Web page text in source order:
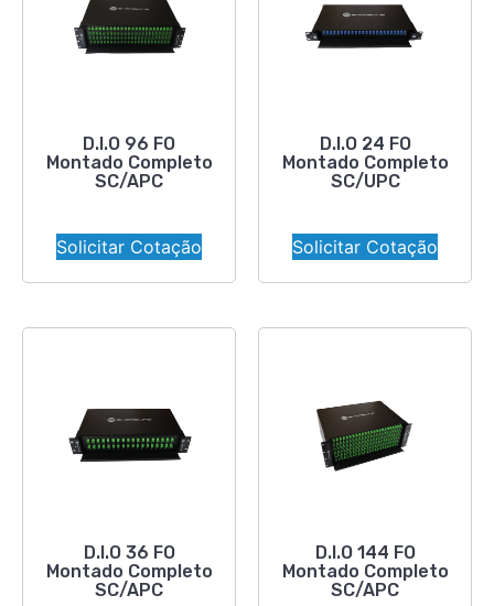
D.I.O 96 FO
Montado Completo
SC/APC
Solicitar Cotação
D.I.O 24 FO
Montado Completo
SC/UPC
Solicitar Cotação
D.I.O 36 FO
Montado Completo
SC/APC
D.I.O 144 FO
Montado Completo
SC/APC